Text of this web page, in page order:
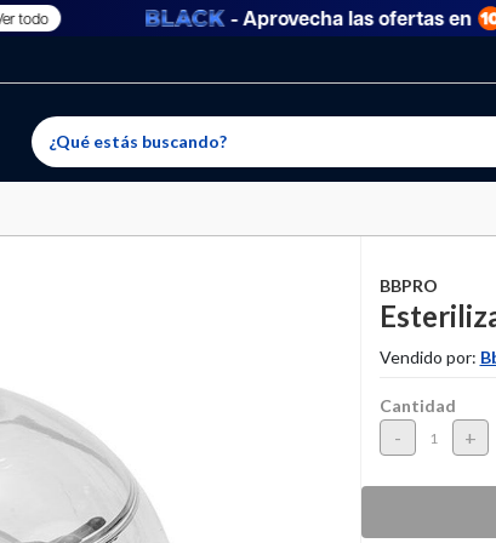
- Aprovecha las ofertas en
El producto ha sido eliminado correctamente
ha sido agregado a tu lista de favoritos
para agregar uno nuevo ingresa a “Mi
BBPRO
Vendido por:
Cantidad
- +